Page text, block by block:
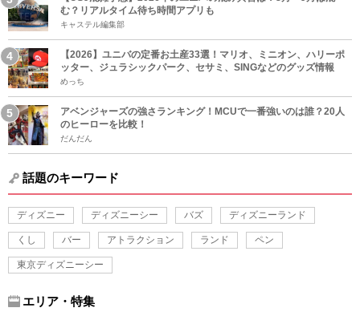
む？リアルタイム待ち時間アプリも
キャステル編集部
【2026】ユニバの定番お土産33選！マリオ、ミニオン、ハリーポ
ッター、ジュラシックパーク、セサミ、SINGなどのグッズ情報
めっち
アベンジャーズの強さランキング！MCUで一番強いのは誰？20人
のヒーローを比較！
だんだん
話題のキーワード
ディズニー ディズニーシー バズ ディズニーランド
くし バー アトラクション ランド ペン
東京ディズニーシー
エリア・特集